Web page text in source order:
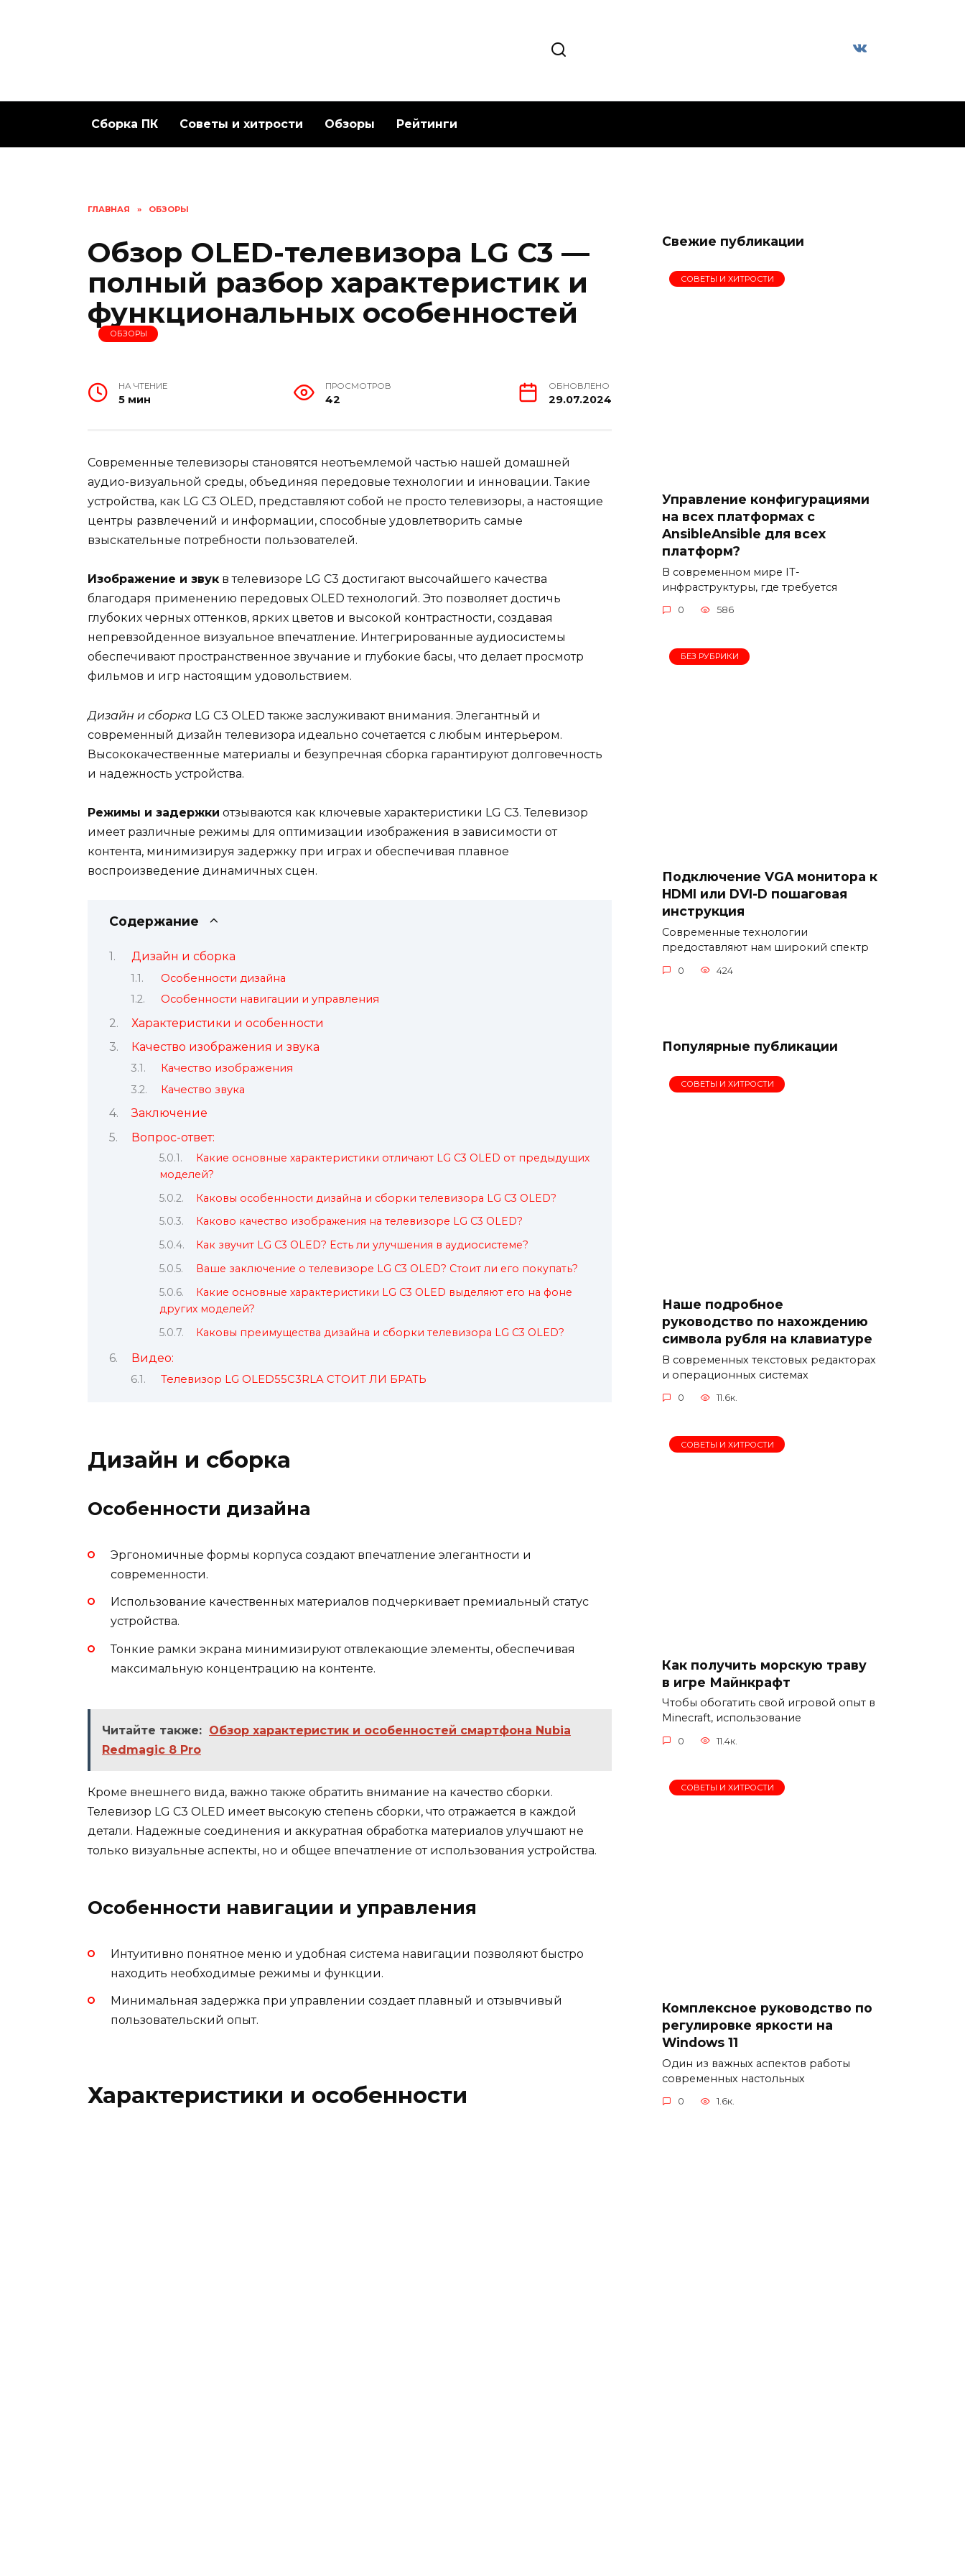
Сборка ПК Советы и хитрости Обзоры Рейтинги
ГЛАВНАЯ » ОБЗОРЫ
Обзор OLED-телевизора LG C3 —
полный разбор характеристик и
функциональных особенностей
ОБЗОРЫ
НА ЧТЕНИЕ
5 мин
ПРОСМОТРОВ
42
ОБНОВЛЕНО
29.07.2024
Современные телевизоры становятся неотъемлемой частью нашей домашней
аудио-визуальной среды, объединяя передовые технологии и инновации. Такие
устройства, как LG C3 OLED, представляют собой не просто телевизоры, а настоящие
центры развлечений и информации, способные удовлетворить самые
взыскательные потребности пользователей.
Изображение и звук в телевизоре LG C3 достигают высочайшего качества
благодаря применению передовых OLED технологий. Это позволяет достичь
глубоких черных оттенков, ярких цветов и высокой контрастности, создавая
непревзойденное визуальное впечатление. Интегрированные аудиосистемы
обеспечивают пространственное звучание и глубокие басы, что делает просмотр
фильмов и игр настоящим удовольствием.
Дизайн и сборка LG C3 OLED также заслуживают внимания. Элегантный и
современный дизайн телевизора идеально сочетается с любым интерьером.
Высококачественные материалы и безупречная сборка гарантируют долговечность
и надежность устройства.
Режимы и задержки отзываются как ключевые характеристики LG C3. Телевизор
имеет различные режимы для оптимизации изображения в зависимости от
контента, минимизируя задержку при играх и обеспечивая плавное
воспроизведение динамичных сцен.
Содержание
Дизайн и сборка
Особенности дизайна
Особенности навигации и управления
Характеристики и особенности
Качество изображения и звука
Качество изображения
Качество звука
Заключение
Вопрос-ответ:
Какие основные характеристики отличают LG C3 OLED от предыдущих
моделей?
Каковы особенности дизайна и сборки телевизора LG C3 OLED?
Каково качество изображения на телевизоре LG C3 OLED?
Как звучит LG C3 OLED? Есть ли улучшения в аудиосистеме?
Ваше заключение о телевизоре LG C3 OLED? Стоит ли его покупать?
Какие основные характеристики LG C3 OLED выделяют его на фоне
других моделей?
Каковы преимущества дизайна и сборки телевизора LG C3 OLED?
Видео:
Телевизор LG OLED55C3RLA СТОИТ ЛИ БРАТЬ
Дизайн и сборка
Особенности дизайна
Эргономичные формы корпуса создают впечатление элегантности и
современности.
Использование качественных материалов подчеркивает премиальный статус
устройства.
Тонкие рамки экрана минимизируют отвлекающие элементы, обеспечивая
максимальную концентрацию на контенте.
Читайте также: Обзор характеристик и особенностей смартфона Nubia
Redmagic 8 Pro
Кроме внешнего вида, важно также обратить внимание на качество сборки.
Телевизор LG C3 OLED имеет высокую степень сборки, что отражается в каждой
детали. Надежные соединения и аккуратная обработка материалов улучшают не
только визуальные аспекты, но и общее впечатление от использования устройства.
Особенности навигации и управления
Интуитивно понятное меню и удобная система навигации позволяют быстро
находить необходимые режимы и функции.
Минимальная задержка при управлении создает плавный и отзывчивый
пользовательский опыт.
Характеристики и особенности
Свежие публикации
СОВЕТЫ И ХИТРОСТИ
Управление конфигурациями
на всех платформах с
AnsibleAnsible для всех
платформ?
В современном мире IT-
инфраструктуры, где требуется
0 586
БЕЗ РУБРИКИ
Подключение VGA монитора к
HDMI или DVI-D пошаговая
инструкция
Современные технологии
предоставляют нам широкий спектр
0 424
Популярные публикации
СОВЕТЫ И ХИТРОСТИ
Наше подробное
руководство по нахождению
символа рубля на клавиатуре
В современных текстовых редакторах
и операционных системах
0 11.6к.
СОВЕТЫ И ХИТРОСТИ
Как получить морскую траву
в игре Майнкрафт
Чтобы обогатить свой игровой опыт в
Minecraft, использование
0 11.4к.
СОВЕТЫ И ХИТРОСТИ
Комплексное руководство по
регулировке яркости на
Windows 11
Один из важных аспектов работы
современных настольных
0 1.6к.